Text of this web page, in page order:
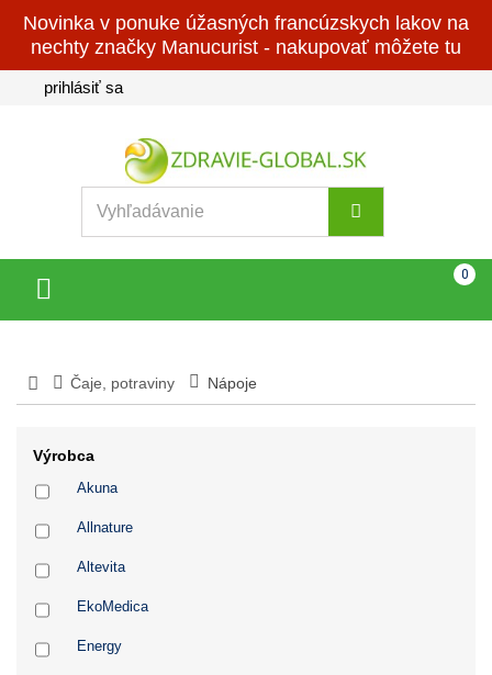
Novinka v ponuke úžasných francúzskych lakov na
nechty značky Manucurist - nakupovať môžete tu
prihlásiť sa
Košík0
(prázdny)
Toggle
navigation
Čaje, potraviny Nápoje
Výrobca
Akuna
Allnature
Altevita
EkoMedica
Energy